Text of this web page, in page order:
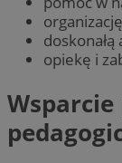
opiekę i
Wsparcie